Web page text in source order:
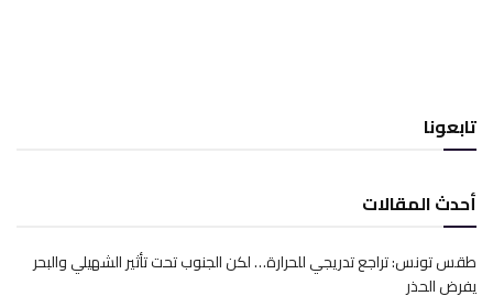
تابعونا
أحدث المقالات
طقس تونس: تراجع تدريجي للحرارة… لكن الجنوب تحت تأثير الشهيلي والبحر
يفرض الحذر